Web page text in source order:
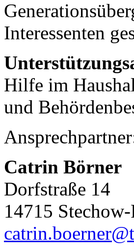
Interessenten
Hilfe im
und
Catrin Börner
Dorfstraße 14
14715 Stechow-